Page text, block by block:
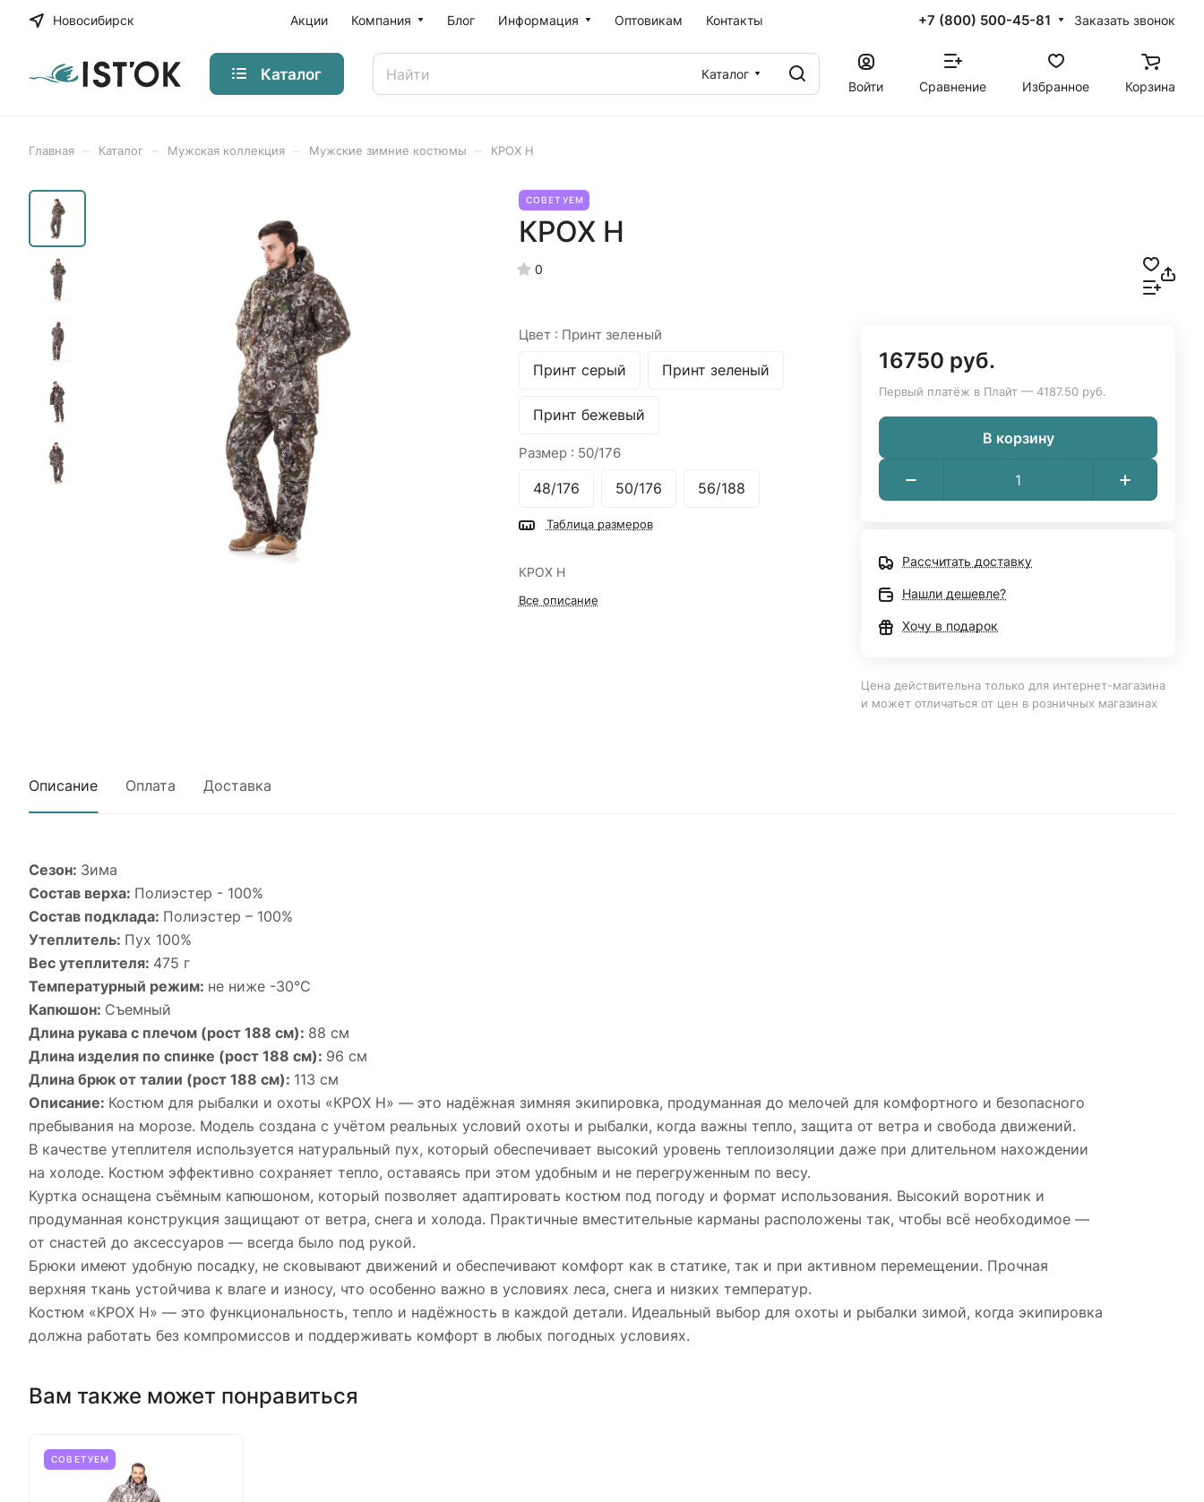
Новосибирск Акции Компания Блог Информация Оптовикам Контакты +7 (800) 500-45-81 Заказать звонок
Каталог
Каталог
Войти
Сравнение Избранное Корзина
Главная Каталог Мужская коллекция Мужские зимние костюмы КРОХ Н
СОВЕТУЕМ
КРОХ Н
0
Цвет : Принт зеленый
Принт серый Принт зеленый
Принт бежевый
Размер : 50/176
48/176 50/176 56/188
Таблица размеров
КРОХ Н
Все описание
16750 руб.
Первый платёж в Плайт — 4187.50 руб.
В корзину
Рассчитать доставку
Нашли дешевле?
Хочу в подарок
Цена действительна только для интернет-магазина
и может отличаться от цен в розничных магазинах
Описание Оплата Доставка
Сезон: Зима
Состав верха: Полиэстер - 100%
Состав подклада: Полиэстер – 100%
Утеплитель: Пух 100%
Вес утеплителя: 475 г
Температурный режим: не ниже -30°С
Капюшон: Съемный
Длина рукава с плечом (рост 188 см): 88 см
Длина изделия по спинке (рост 188 см): 96 см
Длина брюк от талии (рост 188 см): 113 см
Описание: Костюм для рыбалки и охоты «КРОХ Н» — это надёжная зимняя экипировка, продуманная до мелочей для комфортного и безопасного
пребывания на морозе. Модель создана с учётом реальных условий охоты и рыбалки, когда важны тепло, защита от ветра и свобода движений.
В качестве утеплителя используется натуральный пух, который обеспечивает высокий уровень теплоизоляции даже при длительном нахождении
на холоде. Костюм эффективно сохраняет тепло, оставаясь при этом удобным и не перегруженным по весу.
Куртка оснащена съёмным капюшоном, который позволяет адаптировать костюм под погоду и формат использования. Высокий воротник и
продуманная конструкция защищают от ветра, снега и холода. Практичные вместительные карманы расположены так, чтобы всё необходимое —
от снастей до аксессуаров — всегда было под рукой.
Брюки имеют удобную посадку, не сковывают движений и обеспечивают комфорт как в статике, так и при активном перемещении. Прочная
верхняя ткань устойчива к влаге и износу, что особенно важно в условиях леса, снега и низких температур.
Костюм «КРОХ Н» — это функциональность, тепло и надёжность в каждой детали. Идеальный выбор для охоты и рыбалки зимой, когда экипировка
должна работать без компромиссов и поддерживать комфорт в любых погодных условиях.
Вам также может понравиться
СОВЕТУЕМ